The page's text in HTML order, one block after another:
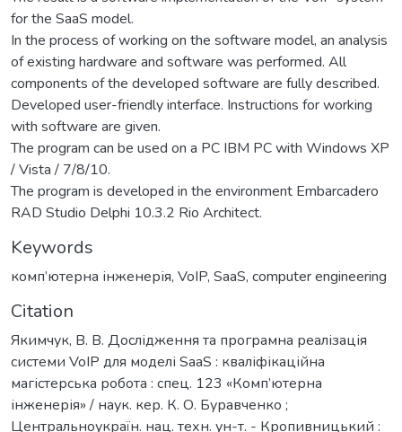
for the SaaS model.
In the process of working on the software model, an analysis
of existing hardware and software was performed. All
components of the developed software are fully described.
Developed user-friendly interface. Instructions for working
with software are given.
The program can be used on a PC IBM PC with Windows XP
/ Vista / 7/8/10.
The program is developed in the environment Embarcadero
RAD Studio Delphi 10.3.2 Rio Architect.
Keywords
комп’ютерна інженерія, VoIP, SaaS, computer engineering
Citation
Якимчук, В. В. Дослідження та програмна реалізація
системи VoIP для моделі SaaS : кваліфікаційна
магістерська робота : спец. 123 «Комп’ютерна
інженерія» / наук. кер. К. О. Буравченко ;
Центральноукраїн. нац. техн. ун-т. - Кропивницький :